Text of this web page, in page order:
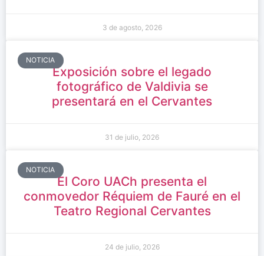
3 de agosto, 2026
NOTICIA
Exposición sobre el legado
fotográfico de Valdivia se
presentará en el Cervantes
31 de julio, 2026
NOTICIA
El Coro UACh presenta el
conmovedor Réquiem de Fauré en el
Teatro Regional Cervantes
24 de julio, 2026